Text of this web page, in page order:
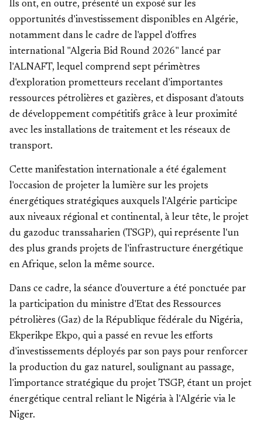
Ils ont, en outre, présenté un exposé sur les
opportunités d'investissement disponibles en Algérie,
notamment dans le cadre de l'appel d'offres
international "Algeria Bid Round 2026" lancé par
l'ALNAFT, lequel comprend sept périmètres
d'exploration prometteurs recelant d'importantes
ressources pétrolières et gazières, et disposant d'atouts
de développement compétitifs grâce à leur proximité
avec les installations de traitement et les réseaux de
transport.
Cette manifestation internationale a été également
l'occasion de projeter la lumière sur les projets
énergétiques stratégiques auxquels l'Algérie participe
aux niveaux régional et continental, à leur tête, le projet
du gazoduc transsaharien (TSGP), qui représente l'un
des plus grands projets de l'infrastructure énergétique
en Afrique, selon la même source.
Dans ce cadre, la séance d'ouverture a été ponctuée par
la participation du ministre d'Etat des Ressources
pétrolières (Gaz) de la République fédérale du Nigéria,
Ekperikpe Ekpo, qui a passé en revue les efforts
d'investissements déployés par son pays pour renforcer
la production du gaz naturel, soulignant au passage,
l'importance stratégique du projet TSGP, étant un projet
énergétique central reliant le Nigéria à l'Algérie via le
Niger.